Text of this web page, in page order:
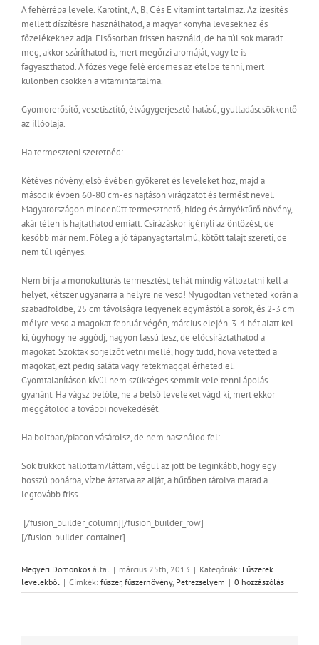
A fehérrépa levele. Karotint, A, B, C és E vitamint tartalmaz. Az ízesítés
mellett díszítésre használhatod, a magyar konyha levesekhez és
főzelékekhez adja. Elsősorban frissen használd, de ha túl sok maradt
meg, akkor száríthatod is, mert megőrzi aromáját, vagy le is
fagyaszthatod. A főzés vége felé érdemes az ételbe tenni, mert
különben csökken a vitamintartalma.
Gyomorerősítő, vesetisztító, étvágygerjesztő hatású, gyulladáscsökkentő
az illóolaja.
Ha termeszteni szeretnéd:
Kétéves növény, első évében gyökeret és leveleket hoz, majd a
második évben 60-80 cm-es hajtáson virágzatot és termést nevel.
Magyarországon mindenütt termeszthető, hideg és árnyéktűrő növény,
akár télen is hajtathatod emiatt. Csírázáskor igényli az öntözést, de
később már nem. Főleg a jó tápanyagtartalmú, kötött talajt szereti, de
nem túl igényes.
Nem bírja a monokultúrás termesztést, tehát mindig változtatni kell a
helyét, kétszer ugyanarra a helyre ne vesd! Nyugodtan vetheted korán a
szabadföldbe, 25 cm távolságra legyenek egymástól a sorok, és 2-3 cm
mélyre vesd a magokat február végén, március elején. 3-4 hét alatt kel
ki, úgyhogy ne aggódj, nagyon lassú lesz, de előcsíráztathatod a
magokat. Szoktak sorjelzőt vetni mellé, hogy tudd, hova vetetted a
magokat, ezt pedig saláta vagy retekmaggal érheted el.
Gyomtalanításon kívül nem szükséges semmit vele tenni ápolás
gyanánt. Ha vágsz belőle, ne a belső leveleket vágd ki, mert ekkor
meggátolod a további növekedését.
Ha boltban/piacon vásárolsz, de nem használod fel:
Sok trükköt hallottam/láttam, végül az jött be leginkább, hogy egy
hosszú pohárba, vízbe áztatva az alját, a hűtőben tárolva marad a
legtovább friss.
[/fusion_builder_column][/fusion_builder_row]
[/fusion_builder_container]
Megyeri Domonkos által | március 25th, 2013 | Kategóriák: Fűszerek
levelekből | Címkék: fűszer, fűszernövény, Petrezselyem | 0 hozzászólás